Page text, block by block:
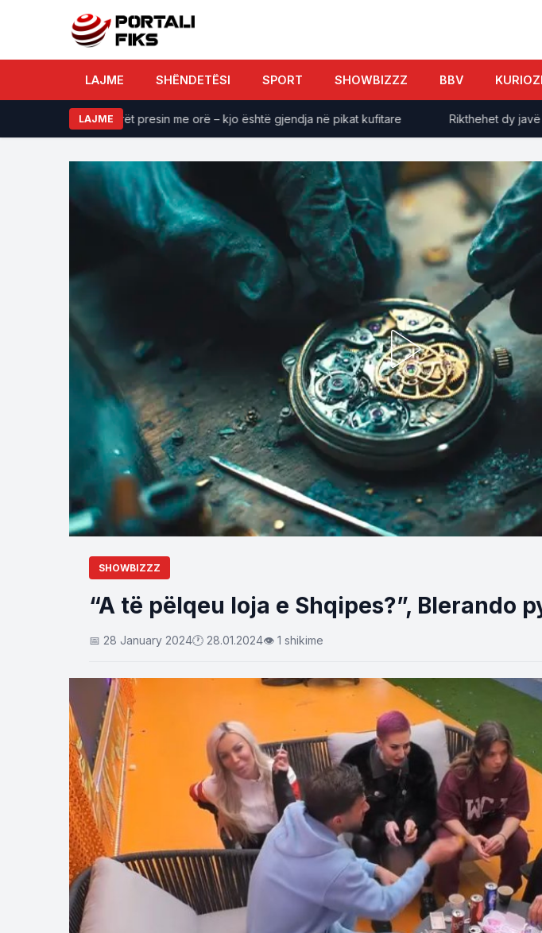
LAJME SHËNDETËSI SPORT SHOWBIZZZ BBV
LAJME
Qytetarët presin me orë – kjo është gjendja në pikat kufitare Rikthehet dy javë pas
SHOWBIZZZ
“A të pëlqeu loja e Shqipes?”, Blerando
📅 28 January 2024🕐 28.01.2024👁 1 shikime